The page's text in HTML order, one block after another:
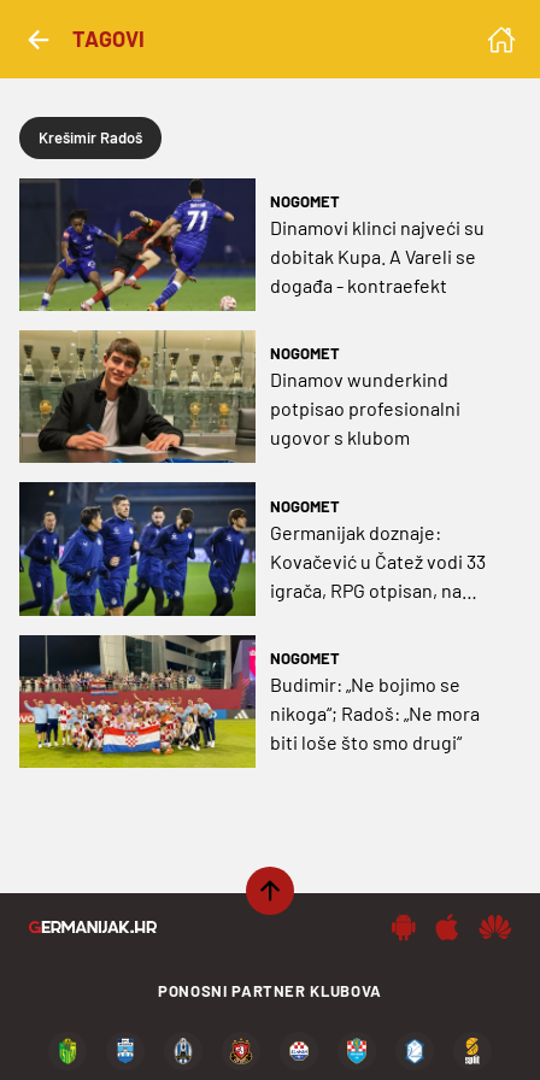
TAGOVI
Krešimir Radoš
NOGOMET
Dinamovi klinci najveći su
dobitak Kupa. A Vareli se
događa - kontraefekt
NOGOMET
Dinamov wunderkind
potpisao profesionalni
ugovor s klubom
NOGOMET
Germanijak doznaje:
Kovačević u Čatež vodi 33
igrača, RPG otpisan, na
NOGOMET
Budimir: „Ne bojimo se
nikoga“; Radoš: „Ne mora
biti loše što smo drugi“
PONOSNI PARTNER KLUBOVA